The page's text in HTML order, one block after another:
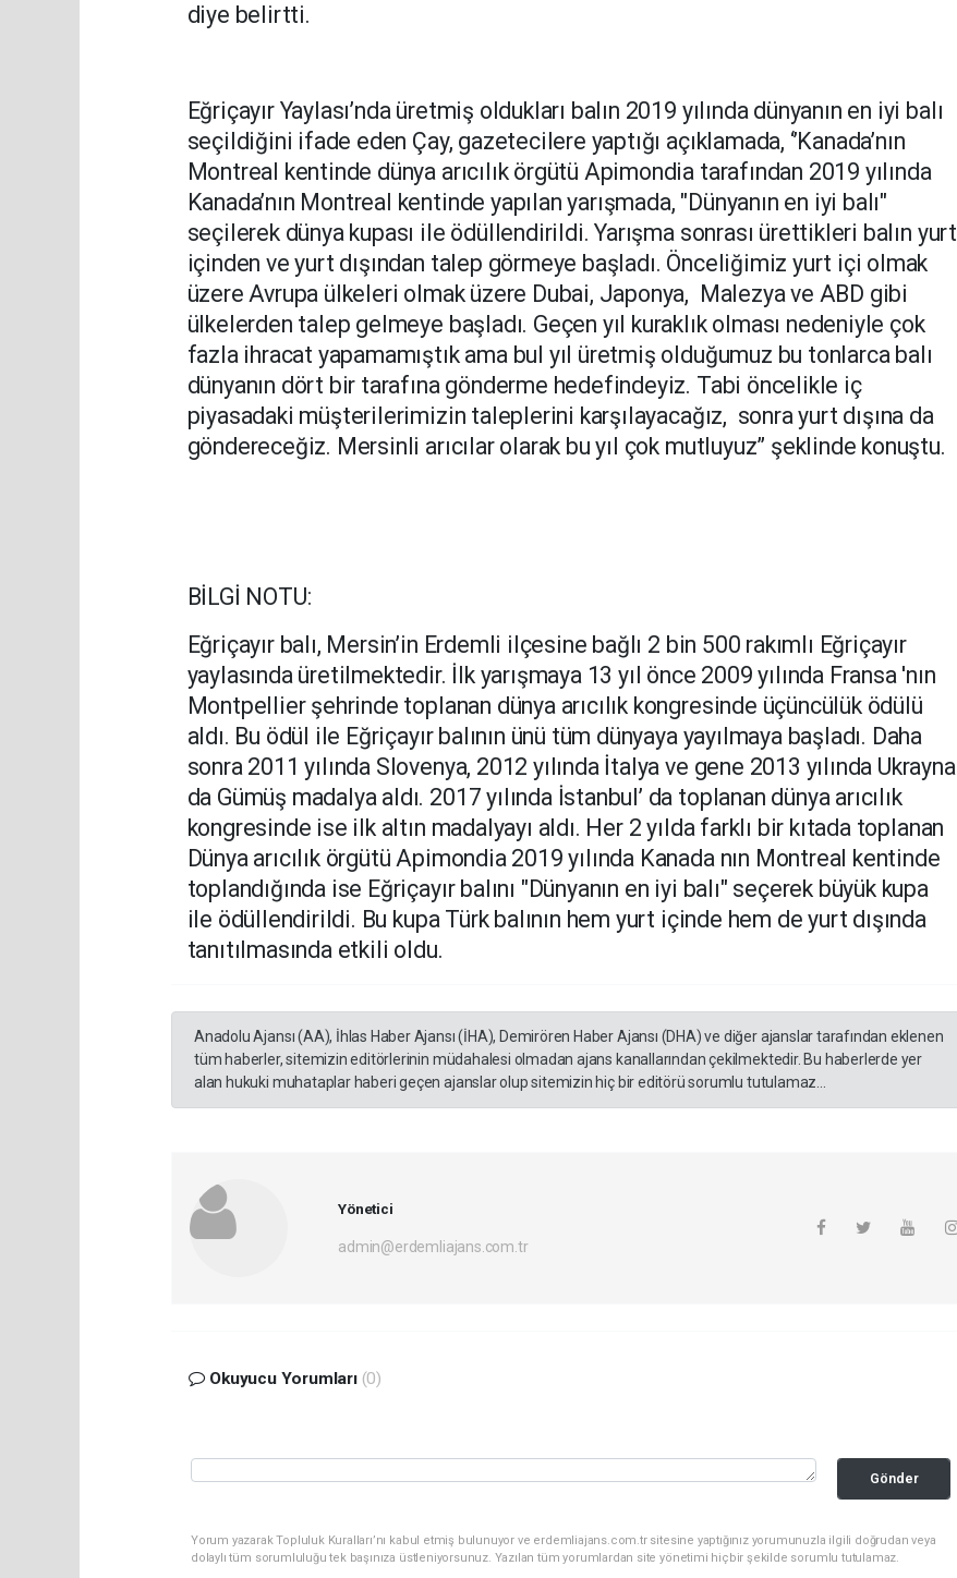
diye belirtti.
Eğriçayır Yaylası’nda üretmiş oldukları balın 2019 yılında dünyanın en iyi balı
seçildiğini ifade eden Çay, gazetecilere yaptığı açıklamada, ‘’Kanada’nın
Montreal kentinde dünya arıcılık örgütü Apimondia tarafından 2019 yılında
Kanada’nın Montreal kentinde yapılan yarışmada, "Dünyanın en iyi balı"
seçilerek dünya kupası ile ödüllendirildi. Yarışma sonrası ürettikleri balın yurt
içinden ve yurt dışından talep görmeye başladı. Önceliğimiz yurt içi olmak
üzere Avrupa ülkeleri olmak üzere Dubai, Japonya, Malezya ve ABD gibi
ülkelerden talep gelmeye başladı. Geçen yıl kuraklık olması nedeniyle çok
fazla ihracat yapamamıştık ama bul yıl üretmiş olduğumuz bu tonlarca balı
dünyanın dört bir tarafına gönderme hedefindeyiz. Tabi öncelikle iç
piyasadaki müşterilerimizin taleplerini karşılayacağız, sonra yurt dışına da
göndereceğiz. Mersinli arıcılar olarak bu yıl çok mutluyuz” şeklinde konuştu.
BİLGİ NOTU:
Eğriçayır balı, Mersin’in Erdemli ilçesine bağlı 2 bin 500 rakımlı Eğriçayır
yaylasında üretilmektedir. İlk yarışmaya 13 yıl önce 2009 yılında Fransa 'nın
Montpellier şehrinde toplanan dünya arıcılık kongresinde üçüncülük ödülü
aldı. Bu ödül ile Eğriçayır balının ünü tüm dünyaya yayılmaya başladı. Daha
sonra 2011 yılında Slovenya, 2012 yılında İtalya ve gene 2013 yılında Ukrayna
da Gümüş madalya aldı. 2017 yılında İstanbul’ da toplanan dünya arıcılık
kongresinde ise ilk altın madalyayı aldı. Her 2 yılda farklı bir kıtada toplanan
Dünya arıcılık örgütü Apimondia 2019 yılında Kanada nın Montreal kentinde
toplandığında ise Eğriçayır balını "Dünyanın en iyi balı" seçerek büyük kupa
ile ödüllendirildi. Bu kupa Türk balının hem yurt içinde hem de yurt dışında
tanıtılmasında etkili oldu.
Anadolu Ajansı (AA), İhlas Haber Ajansı (İHA), Demirören Haber Ajansı (DHA) ve diğer ajanslar tarafından eklenen
tüm haberler, sitemizin editörlerinin müdahalesi olmadan ajans kanallarından çekilmektedir. Bu haberlerde yer
alan hukuki muhataplar haberi geçen ajanslar olup sitemizin hiç bir editörü sorumlu tutulamaz...
Yönetici
admin@erdemliajans.com.tr
Okuyucu Yorumları (0)
Gönder
Yorum yazarak Topluluk Kuralları’nı kabul etmiş bulunuyor ve erdemliajans.com.tr sitesine yaptığınız yorumunuzla ilgili doğrudan veya
dolaylı tüm sorumluluğu tek başınıza üstleniyorsunuz. Yazılan tüm yorumlardan site yönetimi hiçbir şekilde sorumlu tutulamaz.